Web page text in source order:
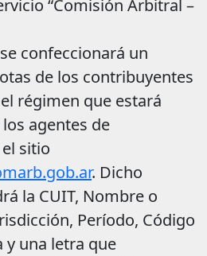
“Comisión Arbitral –
confeccionará un
de los contribuyentes
régimen que estará
agentes de
sitio
. Dicho
la CUIT, Nombre o
Período, Código
y una letra que